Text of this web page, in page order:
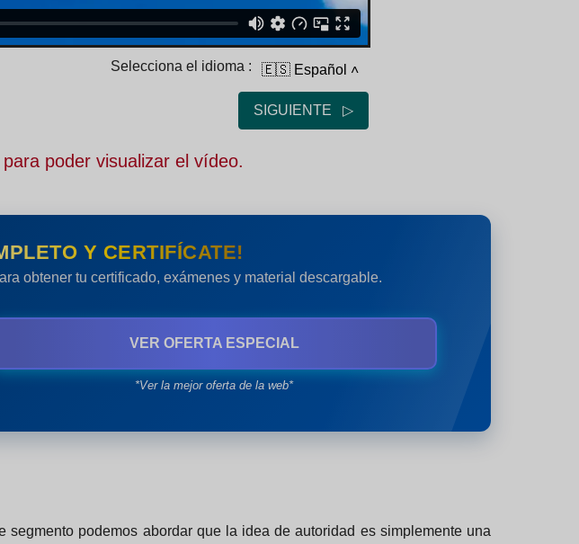
Selecciona el idioma : 🇪🇸 Español ˄
SIGUIENTE ▷
poder visualizar el vídeo.
Y CERTIFÍCATE!
obtener tu certificado, exámenes y material descargable.
VER OFERTA ESPECIAL
*Ver la mejor oferta de la web*
podemos abordar que la idea de autoridad es simplemente una